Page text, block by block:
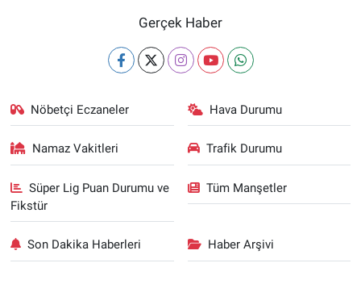
Gerçek Haber
Nöbetçi Eczaneler Hava Durumu
Namaz Vakitleri Trafik Durumu
Süper Lig Puan Durumu ve
Fikstür
Tüm Manşetler
Son Dakika Haberleri Haber Arşivi